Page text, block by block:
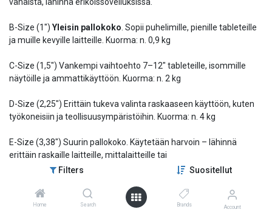
Filters Suositellut
Home Search Brands Account
B-Size (1") Yleisin pallokoko . Sopii puhelimille, pienille tableteille
ja muille kevyille laitteille. Kuorma: n. 0,9 kg
C-Size (1,5") Vankempi vaihtoehto 7–12" tableteille, isommille
näytöille ja ammattikäyttöön. Kuorma: n. 2 kg
D-Size (2,25") Erittäin tukeva valinta raskaaseen käyttöön, kuten
työkoneisiin ja teollisuusympäristöihin. Kuorma: n. 4 kg
E-Size (3,38") Suurin pallokoko. Käytetään harvoin – lähinnä
erittäin raskaille laitteille, mittalaitteille tai
sotilas-/teollisuuskäyttöön. Kuorma: jopa yli 6–7 kg